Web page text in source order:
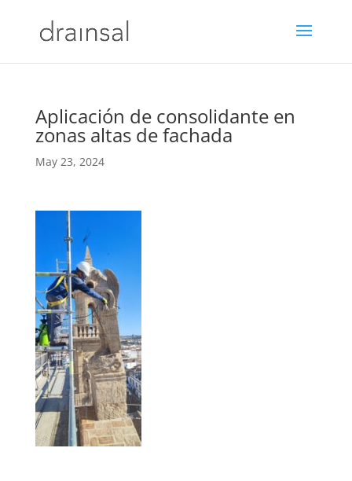
Aplicación de consolidante en
zonas altas de fachada
May 23, 2024